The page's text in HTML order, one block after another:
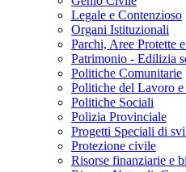
Legale e Contenzioso
Organi Istituzionali
Parchi, Aree Protette
Patrimonio - Edilizia
Politiche Comunitarie
Politiche del Lavoro
Politiche Sociali
Polizia Provinciale
Progetti Speciali di
Protezione civile
Risorse finanziarie e